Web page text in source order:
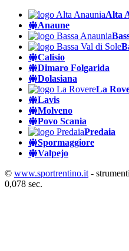
Alta
Anaune
Calisio
Dimaro Folgarida
Dolasiana
La
Lavis
Molveno
Povo Scania
Predaia
Spormaggiore
Valpejo
© www.sportrentino.it -
0,078 sec.